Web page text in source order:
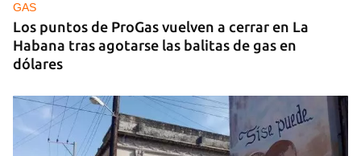
GAS
Los puntos de ProGas vuelven a cerrar en La
Habana tras agotarse las balitas de gas en
dólares